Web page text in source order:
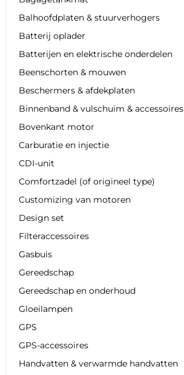
Balhoofdplaten & stuurverhogers
Batterij oplader
Batterijen en elektrische onderdelen
Beenschorten & mouwen
Beschermers & afdekplaten
Binnenband & vulschuim & accessoires
Bovenkant motor
Carburatie en injectie
CDI-unit
Comfortzadel (of origineel type)
Customizing van motoren
Design set
Filteraccessoires
Gasbuis
Gereedschap
Gereedschap en onderhoud
Gloeilampen
GPS
GPS-accessoires
Handvatten & verwarmde handvatten